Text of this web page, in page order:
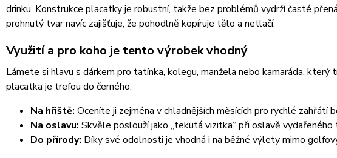
drinku. Konstrukce placatky je robustní, takže bez problémů vydrží časté
prohnutý tvar navíc zajišťuje, že pohodlně kopíruje tělo a netlačí.
Využití a pro koho je tento výrobek vhodný
Lámete si hlavu s dárkem pro tatínka, kolegu, manžela nebo kamaráda,
placatka je trefou do černého.
Na hřiště: Oceníte ji zejména v chladnějších měsících pro rychlé zahřátí
Na oslavu: Skvěle poslouží jako „tekutá vizitka“ při oslavě vydařeného
Do přírody: Díky své odolnosti je vhodná i na běžné výlety mimo